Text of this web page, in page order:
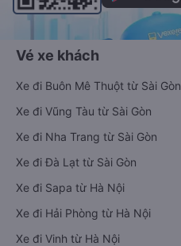
Vé xe khách
Xe đi Buôn Mê Thuột từ Sài Gòn
Xe đi Vũng Tàu từ Sài Gòn
Xe đi Nha Trang từ Sài Gòn
Xe đi Đà Lạt từ Sài Gòn
Xe đi Sapa từ Hà Nội
Xe đi Hải Phòng từ Hà Nội
Xe đi Vinh từ Hà Nội